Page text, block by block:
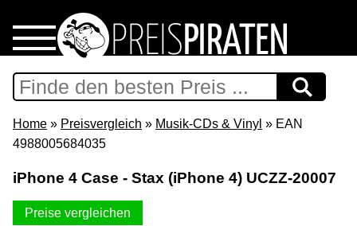
Home
Download
Support & Newsletter
Home » Preisvergleich » Musik-CDs & Vinyl » EAN
4988005684035
iPhone 4 Case - Stax (iPhone 4) UCZZ-20007
Preise vergleichen